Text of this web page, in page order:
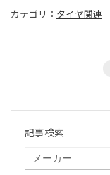
カテゴリ： タイヤ関連
記事検索